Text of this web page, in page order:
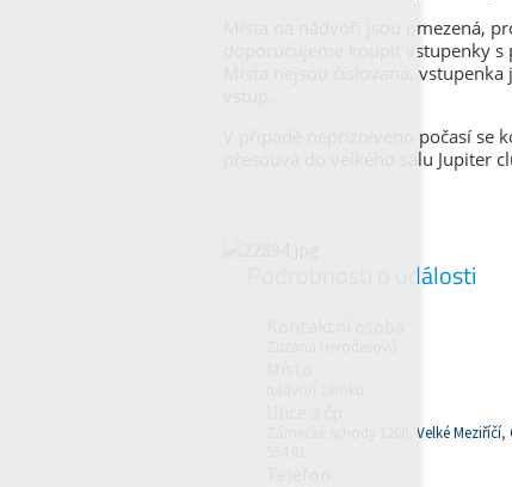
Místa na nádvoří jsou omezená,
doporučujeme koupit vstupenky s
Místa nejsou číslovaná, vstupenka
V případě nepříznivého počasí se
přesouvá do velkého sálu Jupiter
Podrobnosti o události
Velké Meziříčí,